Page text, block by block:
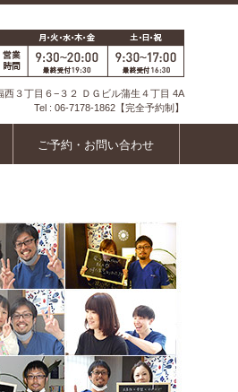
西３丁目６−３２ ＤＧビル蒲生４丁目 4A
Tel : 06-7178-1862 【完全予約制】
ご予約・お問い合わせ